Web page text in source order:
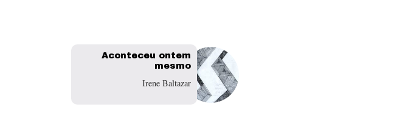
Aconteceu ontem
mesmo
Irene Baltazar